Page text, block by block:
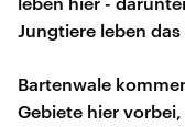
Jungtiere leben
Bartenwale
Gebiete hier